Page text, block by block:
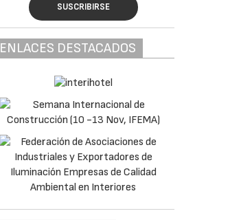
SUSCRIBIRSE
ENLACES DESTACADOS